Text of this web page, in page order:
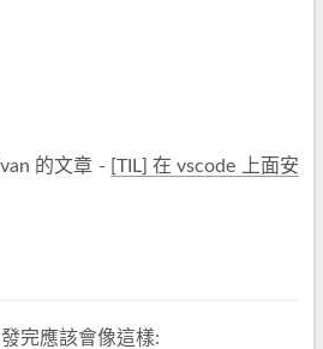
的文章 -
[TIL] 在 vscode 上面安
完應該會像這樣: